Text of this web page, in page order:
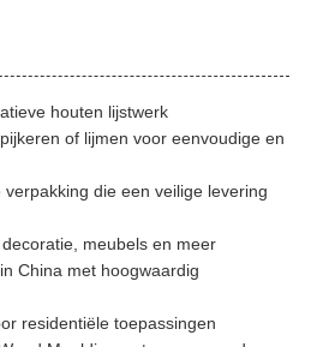
houten lijstwerk
of lijmen voor eenvoudige en
die een veilige levering
meubels en meer
China met hoogwaardig
residentiële toepassingen